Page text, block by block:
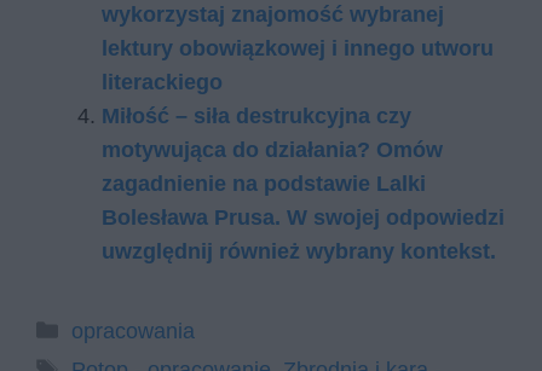
wykorzystaj znajomość wybranej
lektury obowiązkowej i innego utworu
literackiego
Miłość – siła destrukcyjna czy
motywująca do działania? Omów
zagadnienie na podstawie Lalki
Bolesława Prusa. W swojej odpowiedzi
uwzględnij również wybrany kontekst.
Kategorie
opracowania
Tagi